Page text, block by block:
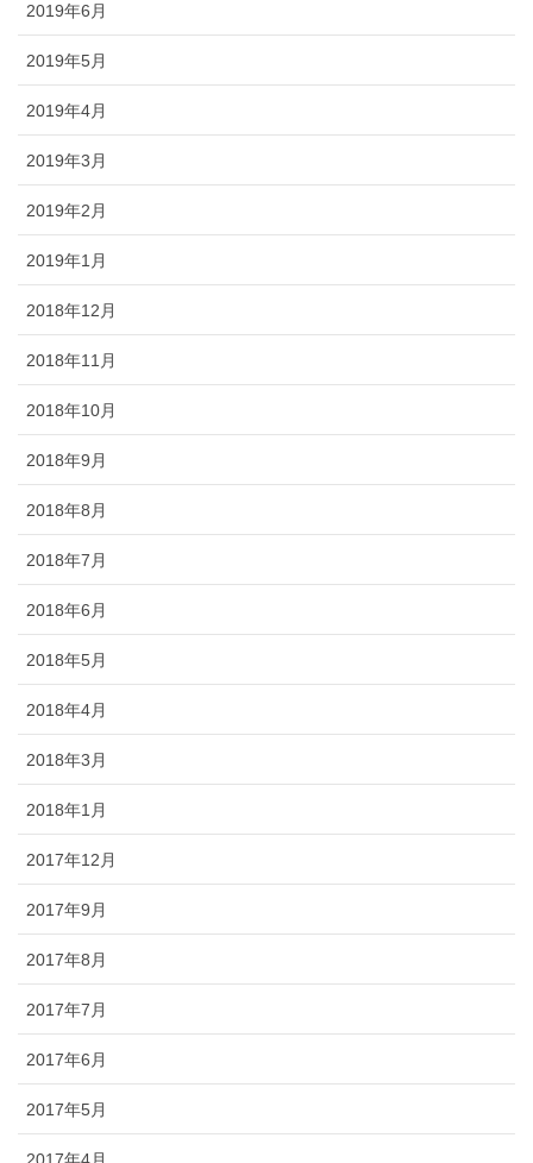
2019年6月
2019年5月
2019年4月
2019年3月
2019年2月
2019年1月
2018年12月
2018年11月
2018年10月
2018年9月
2018年8月
2018年7月
2018年6月
2018年5月
2018年4月
2018年3月
2018年1月
2017年12月
2017年9月
2017年8月
2017年7月
2017年6月
2017年5月